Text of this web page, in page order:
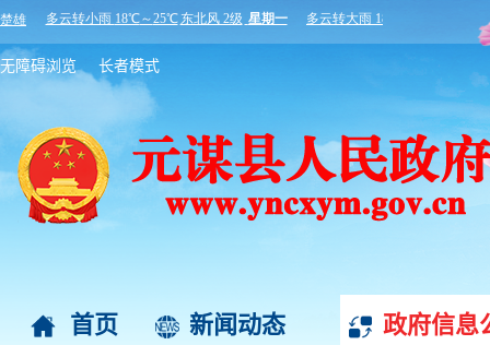
无障碍浏览 长者模式
首页 新闻动态 政府信息